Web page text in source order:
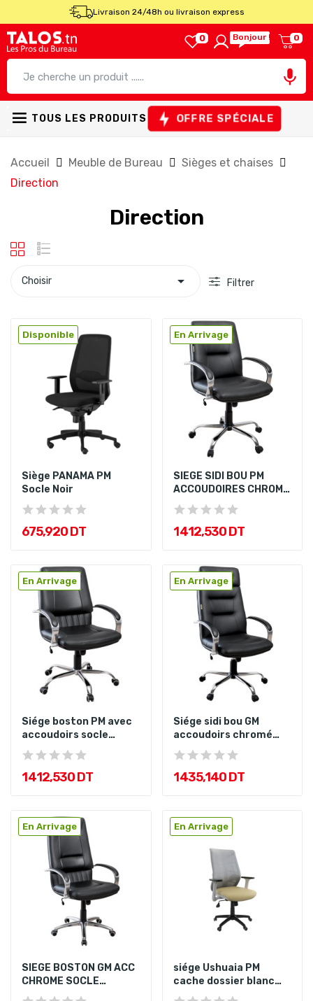
Livraison 24/48h ou livraison express
0 Bonjour ! 0

TOUS LES PRODUITS OFFRE SPÉCIALE
Accueil Meuble de Bureau
Sièges et chaises
Direction
Direction
Choisir  Filtrer
Disponible
Siège PANAMA PM
Socle Noir
675,920 DT
En Arrivage
SIEGE SIDI BOU PM
ACCOUDOIRES CHROME
SOCLE CHROME
1 412,530 DT
En Arrivage
Siége boston PM avec
accoudoirs socle
chromé
1 412,530 DT
En Arrivage
Siége sidi bou GM
accoudoirs chromé
socle chromé
1 435,140 DT
En Arrivage
SIEGE BOSTON GM ACC
CHROME SOCLE
CHROME
En Arrivage
siége Ushuaia PM
cache dossier blanc
etoile noir